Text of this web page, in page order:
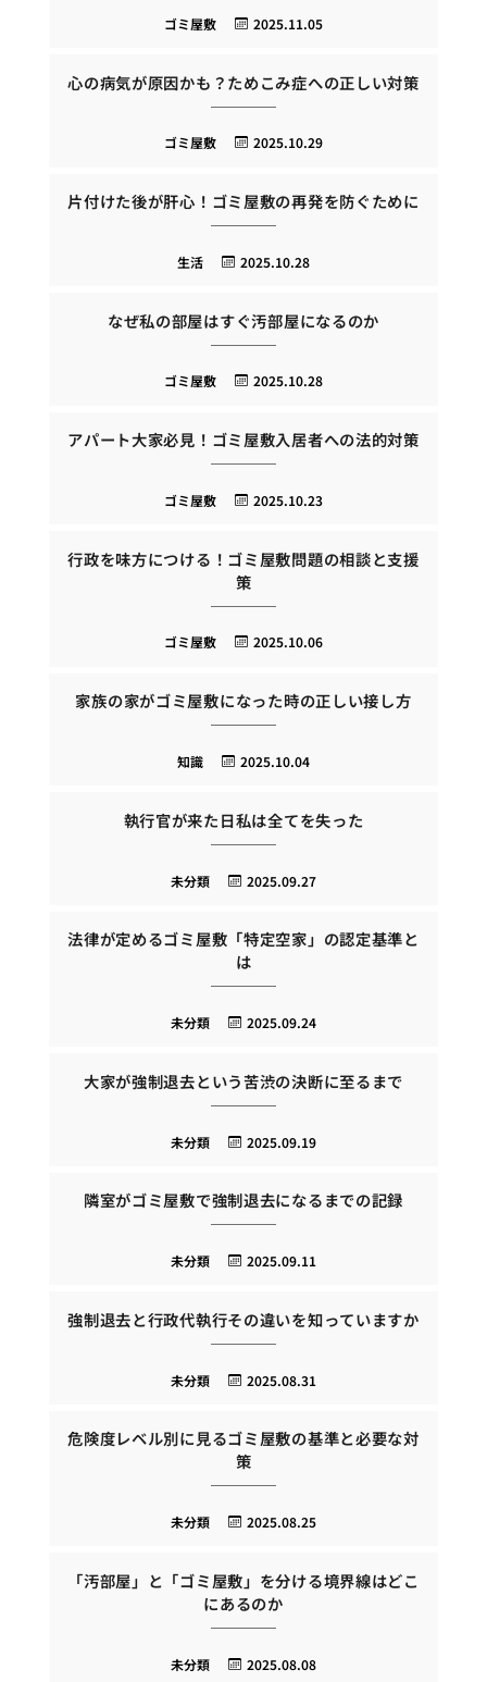
2025.11.05
ゴミ屋敷
心の病気が原因かも？ためこみ症への正しい対策
2025.10.29
ゴミ屋敷
片付けた後が肝心！ゴミ屋敷の再発を防ぐために
2025.10.28
生活
なぜ私の部屋はすぐ汚部屋になるのか
2025.10.28
ゴミ屋敷
アパート大家必見！ゴミ屋敷入居者への法的対策
2025.10.23
ゴミ屋敷
行政を味方につける！ゴミ屋敷問題の相談と支援
策
2025.10.06
ゴミ屋敷
家族の家がゴミ屋敷になった時の正しい接し方
2025.10.04
知識
執行官が来た日私は全てを失った
2025.09.27
未分類
法律が定めるゴミ屋敷「特定空家」の認定基準と
は
2025.09.24
未分類
大家が強制退去という苦渋の決断に至るまで
2025.09.19
未分類
隣室がゴミ屋敷で強制退去になるまでの記録
2025.09.11
未分類
強制退去と行政代執行その違いを知っていますか
2025.08.31
未分類
危険度レベル別に見るゴミ屋敷の基準と必要な対
策
2025.08.25
未分類
「汚部屋」と「ゴミ屋敷」を分ける境界線はどこ
にあるのか
2025.08.08
未分類